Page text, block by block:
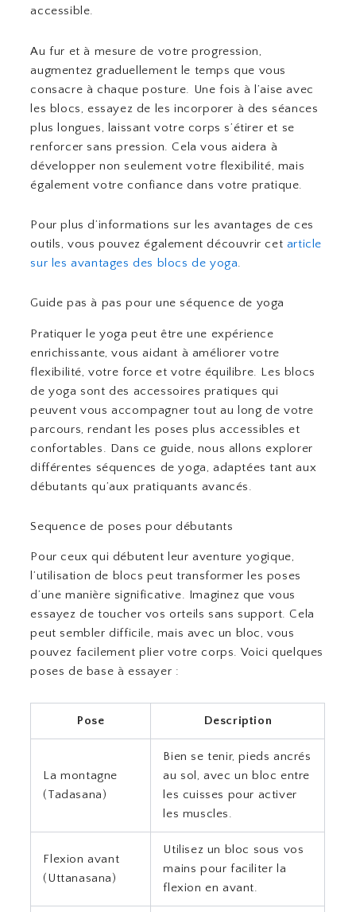
accessible.
Au fur et à mesure de votre progression,
augmentez graduellement le temps que vous
consacre à chaque posture. Une fois à l’aise avec
les blocs, essayez de les incorporer à des séances
plus longues, laissant votre corps s’étirer et se
renforcer sans pression. Cela vous aidera à
développer non seulement votre flexibilité, mais
également votre confiance dans votre pratique.
Pour plus d’informations sur les avantages de ces
outils, vous pouvez également découvrir cet article
sur les avantages des blocs de yoga.
Guide pas à pas pour une séquence de yoga
Pratiquer le yoga peut être une expérience
enrichissante, vous aidant à améliorer votre
flexibilité, votre force et votre équilibre. Les blocs
de yoga sont des accessoires pratiques qui
peuvent vous accompagner tout au long de votre
parcours, rendant les poses plus accessibles et
confortables. Dans ce guide, nous allons explorer
différentes séquences de yoga, adaptées tant aux
débutants qu’aux pratiquants avancés.
Sequence de poses pour débutants
Pour ceux qui débutent leur aventure yogique,
l’utilisation de blocs peut transformer les poses
d’une manière significative. Imaginez que vous
essayez de toucher vos orteils sans support. Cela
peut sembler difficile, mais avec un bloc, vous
pouvez facilement plier votre corps. Voici quelques
poses de base à essayer :
Pose Description
La montagne
(Tadasana)
Bien se tenir, pieds ancrés
au sol, avec un bloc entre
les cuisses pour activer
les muscles.
Flexion avant
(Uttanasana)
Utilisez un bloc sous vos
mains pour faciliter la
flexion en avant.